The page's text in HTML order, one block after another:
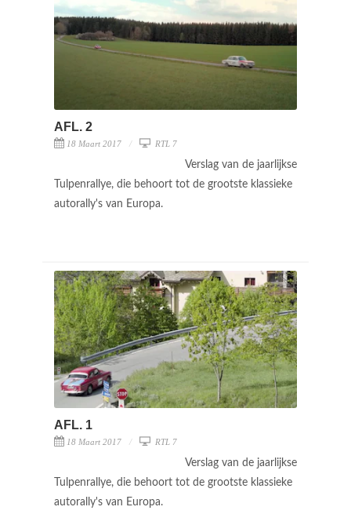
AFL. 2
18 Maart 2017 RTL 7
Verslag van de jaarlijkse
Tulpenrallye, die behoort tot de grootste klassieke
autorally's van Europa.
AFL. 1
18 Maart 2017 RTL 7
Verslag van de jaarlijkse
Tulpenrallye, die behoort tot de grootste klassieke
autorally's van Europa.